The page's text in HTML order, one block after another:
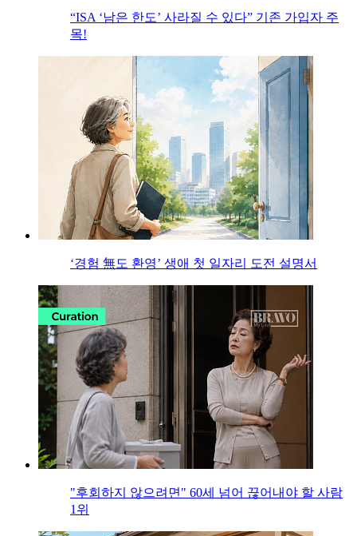
“ISA ‘남은 한도’ 사라질 수 있다” 기존 가입자 주
목!
‘경험 無도 환영’ 생애 첫 일자리 도전 설명서
"후회하지 않으려면" 60세 넘어 끊어내야 할 사람
1위